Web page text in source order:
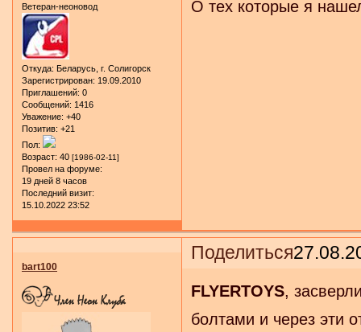
Ветеран-неоновод
Откуда: Беларусь, г. Солигорск
Зарегистрирован: 19.09.2010
Приглашений: 0
Сообщений: 1416
Уважение: +40
Позитив: +21
Пол:
Возраст: 40 [1986-02-11]
Провел на форуме:
19 дней 8 часов
Последний визит:
15.10.2022 23:52
О тех которые я
Поделиться
bart100
FLYERTOYS,
болтами и через эти